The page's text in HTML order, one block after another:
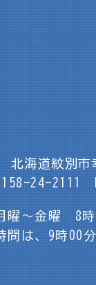
北海道紋別市
24-2111
～金曜 8時
間は、9時00